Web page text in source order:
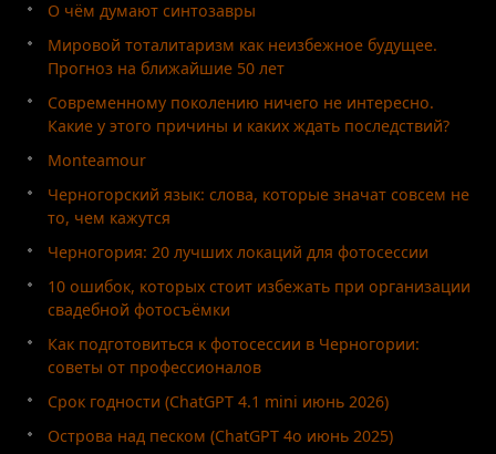
О чём думают синтозавры
Мировой тоталитаризм как неизбежное будущее.
Прогноз на ближайшие 50 лет
Современному поколению ничего не интересно.
Какие у этого причины и каких ждать последствий?
Monteamour
Черногорский язык: слова, которые значат совсем не
то, чем кажутся
Черногория: 20 лучших локаций для фотосессии
10 ошибок, которых стоит избежать при организации
свадебной фотосъёмки
Как подготовиться к фотосессии в Черногории:
советы от профессионалов
Срок годности (ChatGPT 4.1 mini июнь 2026)
Острова над песком (ChatGPT 4o июнь 2025)